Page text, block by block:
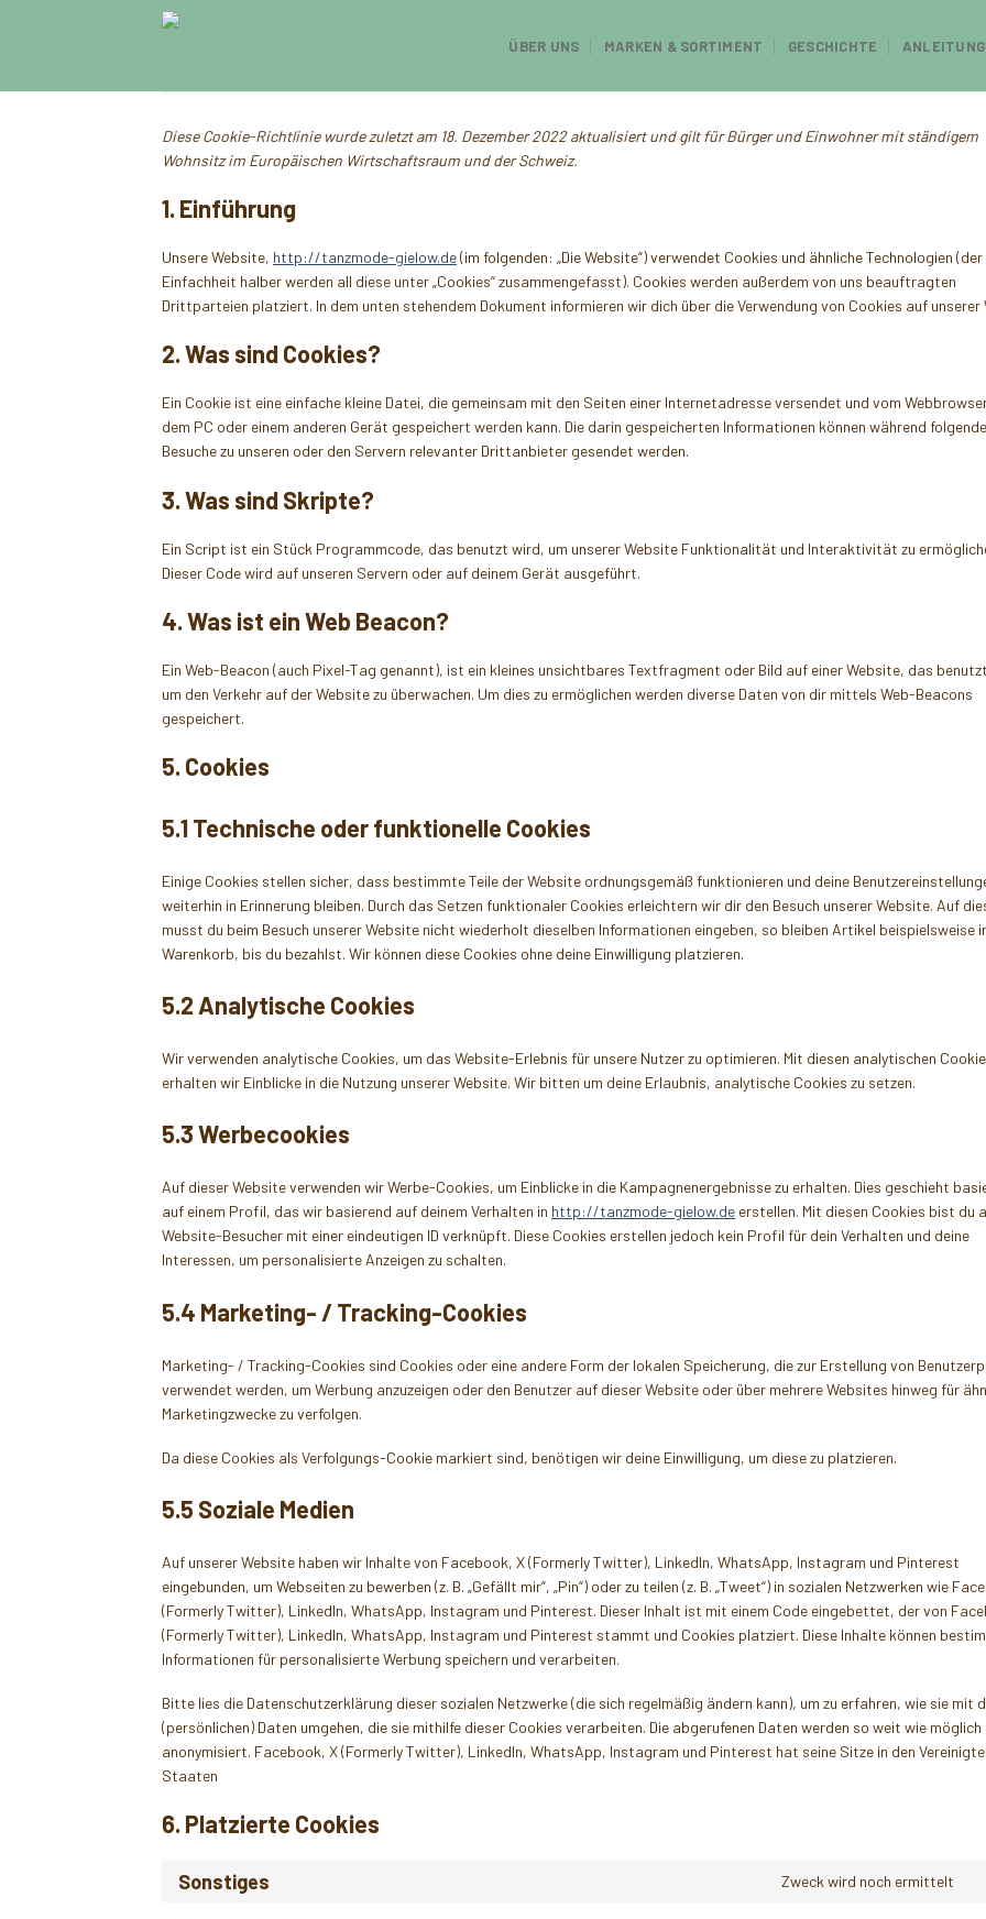
ÜBER UNS MARKEN & SORTIMENT GESCHICHTE
Diese Cookie-Richtlinie wurde zuletzt am 18. Dezember 2022 aktualisiert und gilt für Bürger und Einwohner mit ständigem
Wohnsitz im Europäischen Wirtschaftsraum und der Schweiz.
1. Einführung
Unsere Website, http://tanzmode-gielow.de(im folgenden: „Die Website“) verwendet Cookies und ähnliche Technologien (der
Einfachheit halber werden all diese unter „Cookies“ zusammengefasst). Cookies werden außerdem von uns beauftragten
Drittparteien platziert. In dem unten stehendem Dokument informieren wir dich über die Verwendung von Cookies auf unserer
2. Was sind Cookies?
Ein Cookie ist eine einfache kleine Datei, die gemeinsam mit den Seiten einer Internetadresse versendet und vom
dem PC oder einem anderen Gerät gespeichert werden kann. Die darin gespeicherten Informationen können während
Besuche zu unseren oder den Servern relevanter Drittanbieter gesendet werden.
3. Was sind Skripte?
Ein Script ist ein Stück Programmcode, das benutzt wird, um unserer Website Funktionalität und Interaktivität zu
Dieser Code wird auf unseren Servern oder auf deinem Gerät ausgeführt.
4. Was ist ein Web Beacon?
Ein Web-Beacon (auch Pixel-Tag genannt), ist ein kleines unsichtbares Textfragment oder Bild auf einer Website, das
um den Verkehr auf der Website zu überwachen. Um dies zu ermöglichen werden diverse Daten von dir mittels Web-Beacons
gespeichert.
5. Cookies
5.1 Technische oder funktionelle Cookies
Einige Cookies stellen sicher, dass bestimmte Teile der Website ordnungsgemäß funktionieren und deine
weiterhin in Erinnerung bleiben. Durch das Setzen funktionaler Cookies erleichtern wir dir den Besuch unserer Website. Auf
musst du beim Besuch unserer Website nicht wiederholt dieselben Informationen eingeben, so bleiben Artikel beispielsweise
Warenkorb, bis du bezahlst. Wir können diese Cookies ohne deine Einwilligung platzieren.
5.2 Analytische Cookies
Wir verwenden analytische Cookies, um das Website-Erlebnis für unsere Nutzer zu optimieren. Mit diesen analytischen
erhalten wir Einblicke in die Nutzung unserer Website. Wir bitten um deine Erlaubnis, analytische Cookies zu setzen.
5.3 Werbecookies
Auf dieser Website verwenden wir Werbe-Cookies, um Einblicke in die Kampagnenergebnisse zu erhalten. Dies geschieht
auf einem Profil, das wir basierend auf deinem Verhalten in http://tanzmode-gielow.de erstellen. Mit diesen Cookies bist du
Website-Besucher mit einer eindeutigen ID verknüpft. Diese Cookies erstellen jedoch kein Profil für dein Verhalten und deine
Interessen, um personalisierte Anzeigen zu schalten.
5.4 Marketing- / Tracking-Cookies
Marketing- / Tracking-Cookies sind Cookies oder eine andere Form der lokalen Speicherung, die zur Erstellung von
verwendet werden, um Werbung anzuzeigen oder den Benutzer auf dieser Website oder über mehrere Websites hinweg für
Marketingzwecke zu verfolgen.
Da diese Cookies als Verfolgungs-Cookie markiert sind, benötigen wir deine Einwilligung, um diese zu platzieren.
5.5 Soziale Medien
Auf unserer Website haben wir Inhalte von Facebook, X (Formerly Twitter), LinkedIn, WhatsApp, Instagram und Pinterest
eingebunden, um Webseiten zu bewerben (z. B. „Gefällt mir“, „Pin“) oder zu teilen (z. B. „Tweet“) in sozialen Netzwerken wie
(Formerly Twitter), LinkedIn, WhatsApp, Instagram und Pinterest. Dieser Inhalt ist mit einem Code eingebettet, der von
(Formerly Twitter), LinkedIn, WhatsApp, Instagram und Pinterest stammt und Cookies platziert. Diese Inhalte können
Informationen für personalisierte Werbung speichern und verarbeiten.
Bitte lies die Datenschutzerklärung dieser sozialen Netzwerke (die sich regelmäßig ändern kann), um zu erfahren, wie sie mit
(persönlichen) Daten umgehen, die sie mithilfe dieser Cookies verarbeiten. Die abgerufenen Daten werden so weit wie möglich
anonymisiert. Facebook, X (Formerly Twitter), LinkedIn, WhatsApp, Instagram und Pinterest hat seine Sitze in den
Staaten
6. Platzierte Cookies
Sonstiges Zweck wird noch ermittelt